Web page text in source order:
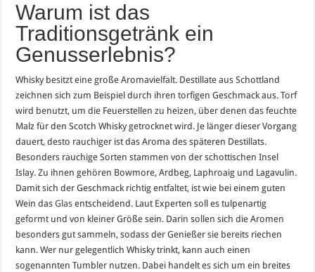
Warum ist das
Traditionsgetränk ein
Genusserlebnis?
Whisky besitzt eine große Aromavielfalt. Destillate aus Schottland
zeichnen sich zum Beispiel durch ihren torfigen Geschmack aus. Torf
wird benutzt, um die Feuerstellen zu heizen, über denen das feuchte
Malz für den Scotch Whisky getrocknet wird. Je länger dieser Vorgang
dauert, desto rauchiger ist das Aroma des späteren Destillats.
Besonders rauchige Sorten stammen von der schottischen Insel
Islay. Zu ihnen gehören Bowmore, Ardbeg, Laphroaig und Lagavulin.
Damit sich der Geschmack richtig entfaltet, ist wie bei einem guten
Wein dasGlas entscheidend. Laut Experten soll es tulpenartig
geformt und von kleiner Größe sein. Darin sollen sich die Aromen
besonders gut sammeln, sodass der Genießer sie bereits riechen
kann. Wer nur gelegentlich Whisky trinkt, kann auch einen
sogenannten Tumbler nutzen. Dabei handelt es sich um ein breites